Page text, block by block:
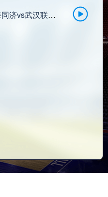
[直播吧]05月26日 中冠区域分组赛第2轮 上海同济vs武汉联镇 全场录像